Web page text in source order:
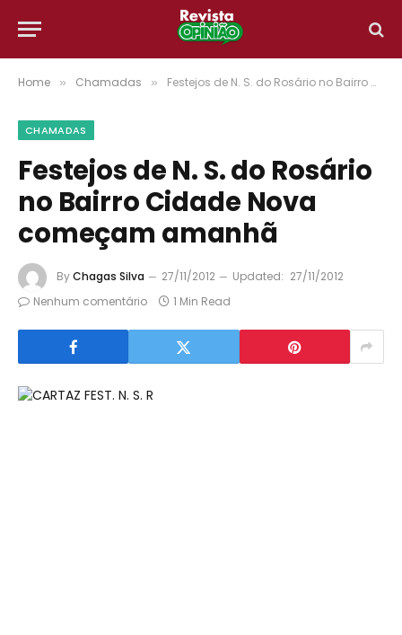
Home » Chamadas » Festejos de N. S. do Rosário no Bairro Cidade Nova começam amanhã
CHAMADAS
Festejos de N. S. do Rosário
no Bairro Cidade Nova
começam amanhã
ByChagas Silva 27/11/2012 Updated: 27/11/2012
Nenhum comentário
1 Min Read